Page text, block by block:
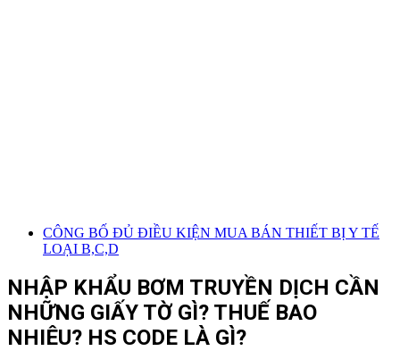
CÔNG BỐ ĐỦ ĐIỀU KIỆN MUA BÁN THIẾT BỊ Y TẾ
LOẠI B,C,D
NHẬP KHẨU BƠM TRUYỀN DỊCH CẦN
NHỮNG GIẤY TỜ GÌ? THUẾ BAO
NHIÊU? HS CODE LÀ GÌ?